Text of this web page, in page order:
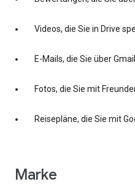
Videos, die Sie in Drive
E-Mails, die Sie über
Fotos, die Sie mit
Reisepläne, die Sie mit
Marke